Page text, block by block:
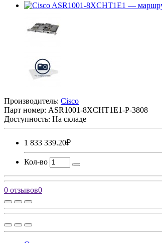
Производитель: Cisco
Парт номер: ASR1001-8XCHT1E1-P-3808
Доступность: На складе
1 833 339.20₽
Кол-во
0 отзывов0